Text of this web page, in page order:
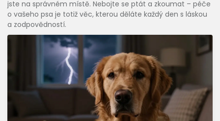
jste na správném místě. Nebojte se ptát a zkoumat – péče
o vašeho psa je totiž věc, kterou děláte každý den s láskou
a zodpovědností.